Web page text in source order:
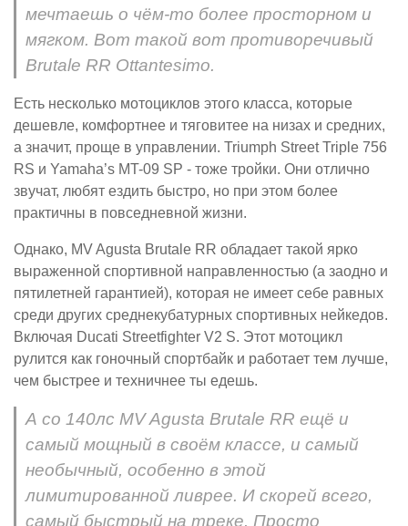
мечтаешь о чём-то более просторном и
мягком. Вот такой вот противоречивый
Brutale RR Ottantesimo.
Есть несколько мотоциклов этого класса, которые
дешевле, комфортнее и тяговитее на низах и средних,
а значит, проще в управлении. Triumph Street Triple 756
RS и Yamaha’s MT-09 SP - тоже тройки. Они отлично
звучат, любят ездить быстро, но при этом более
практичны в повседневной жизни.
Однако, MV Agusta Brutale RR обладает такой ярко
выраженной спортивной направленностью (а заодно и
пятилетней гарантией), которая не имеет себе равных
среди других среднекубатурных спортивных нейкедов.
Включая Ducati Streetfighter V2 S. Этот мотоцикл
рулится как гоночный спортбайк и работает тем лучше,
чем быстрее и техничнее ты едешь.
А со 140лс MV Agusta Brutale RR ещё и
самый мощный в своём классе, и самый
необычный, особенно в этой
лимитированной ливрее. И скорей всего,
самый быстрый на треке. Просто